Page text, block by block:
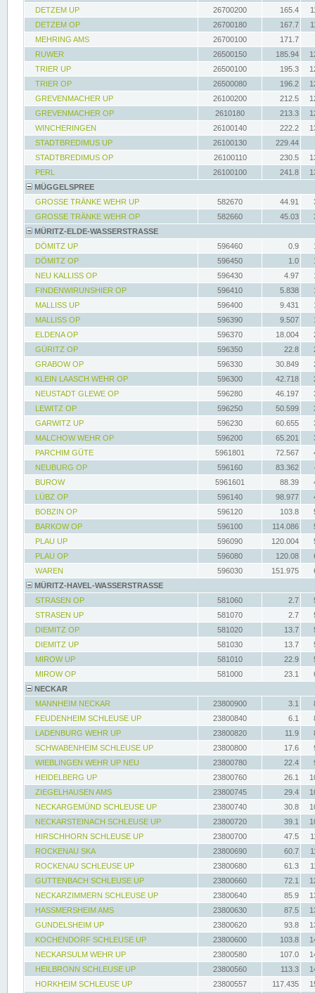
DETZEM UP
26700200 165.4
DETZEM OP
26700180 167.7
MEHRING AMS
26700100
171.7
RUWER
26500150 185.94
TRIER UP
26500100 195.3
TRIER OP
26500080 196.2
GREVENMACHER UP
26100200 212.5
GREVENMACHER OP
2610180 213.3
WINCHERINGEN
26100140 222.2
STADTBREDIMUS UP
26100130
229.44
STADTBREDIMUS OP
26100110 230.5
PERL
26100100 241.8
MÜGGELSPREE
GROSSE TRÄNKE WEHR UP
582670 44.91
GROSSE TRÄNKE WEHR OP
582660 45.03
MÜRITZ-ELDE-WASSERSTRASSE
DÖMITZ UP
596460 0.9
DÖMITZ OP
596450 1.0
NEU KALLISS OP
596430 4.97
FINDENWIRUNSHIER OP
596410 5.838
MALLISS UP
596400 9.431
MALLISS OP
596390 9.507
ELDENA OP
596370 18.004
GÜRITZ OP
596350 22.8
GRABOW OP
596330 30.849
KLEIN LAASCH WEHR OP
596300 42.718
NEUSTADT GLEWE OP
596280 46.197
LEWITZ OP
596250 50.599
GARWITZ UP
596230 60.655
MALCHOW WEHR OP
596200 65.201
PARCHIM GÜTE
5961801 72.567
NEUBURG OP
596160 83.362
BUROW
5961601 88.39
LÜBZ OP
596140 98.977
BOBZIN OP
596120 103.8
BARKOW OP
596100 114.086
PLAU UP
596090 120.004
PLAU OP
596080 120.08
WAREN
596030 151.975
MÜRITZ-HAVEL-WASSERSTRASSE
STRASEN OP
581060 2.7
STRASEN UP
581070 2.7
DIEMITZ OP
581020 13.7
DIEMITZ UP
581030 13.7
MIROW UP
581010 22.9
MIROW OP
581000 23.1
NECKAR
MANNHEIM NECKAR
23800900 3.1
FEUDENHEIM SCHLEUSE UP
23800840 6.1
LADENBURG WEHR UP
23800820 11.9
SCHWABENHEIM SCHLEUSE UP
23800800 17.6
WIEBLINGEN WEHR UP NEU
23800780 22.4
HEIDELBERG UP
23800760 26.1
ZIEGELHAUSEN AMS
23800745 29.4
NECKARGEMÜND SCHLEUSE UP
23800740 30.8
NECKARSTEINACH SCHLEUSE UP
23800720 39.1
HIRSCHHORN SCHLEUSE UP
23800700 47.5
ROCKENAU SKA
23800690 60.7
ROCKENAU SCHLEUSE UP
23800680 61.3
GUTTENBACH SCHLEUSE UP
23800660 72.1
NECKARZIMMERN SCHLEUSE UP
23800640 85.9
HASSMERSHEIM AMS
23800630 87.5
GUNDELSHEIM UP
23800620 93.8
KOCHENDORF SCHLEUSE UP
23800600 103.8
NECKARSULM WEHR UP
23800580 107.0
HEILBRONN SCHLEUSE UP
23800560 113.3
HORKHEIM SCHLEUSE UP
23800557 117.435